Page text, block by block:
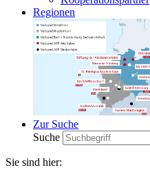
Regionen
Zur Suche
Suche
Sie sind hier: